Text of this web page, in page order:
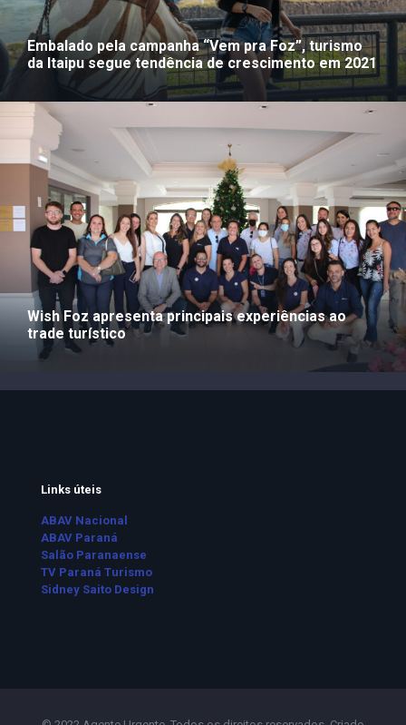
Embalado pela campanha “Vem pra Foz”, turismo
da Itaipu segue tendência de crescimento em 2021
Wish Foz apresenta principais experiências ao
trade turístico
Links úteis
ABAV Nacional
ABAV Paraná
Salão Paranaense
TV Paraná Turismo
Sidney Saito Design